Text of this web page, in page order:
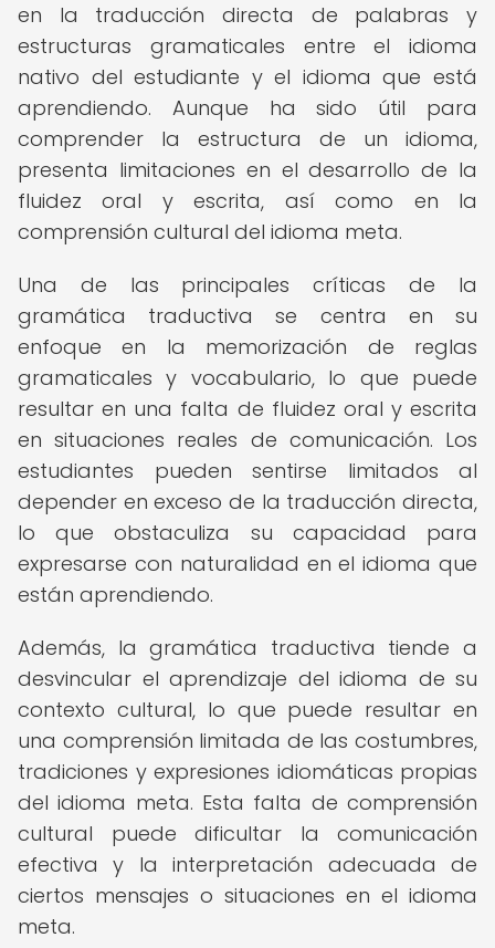
en la traducción directa de palabras y
estructuras gramaticales entre el idioma
nativo del estudiante y el idioma que está
aprendiendo. Aunque ha sido útil para
comprender la estructura de un idioma,
presenta limitaciones en el desarrollo de la
fluidez oral y escrita, así como en la
comprensión cultural del idioma meta.
Una de las principales críticas de la
gramática traductiva se centra en su
enfoque en la memorización de reglas
gramaticales y vocabulario, lo que puede
resultar en una falta de fluidez oral y escrita
en situaciones reales de comunicación. Los
estudiantes pueden sentirse limitados al
depender en exceso de la traducción directa,
lo que obstaculiza su capacidad para
expresarse con naturalidad en el idioma que
están aprendiendo.
Además, la gramática traductiva tiende a
desvincular el aprendizaje del idioma de su
contexto cultural, lo que puede resultar en
una comprensión limitada de las costumbres,
tradiciones y expresiones idiomáticas propias
del idioma meta. Esta falta de comprensión
cultural puede dificultar la comunicación
efectiva y la interpretación adecuada de
ciertos mensajes o situaciones en el idioma
meta.